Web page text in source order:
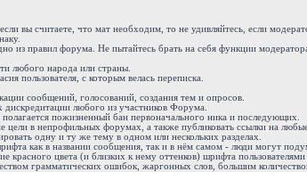
вы считаете, что мат необходим, то не удивляйтесь, если
из правил форума. Не пытайтесь брать на себя функции
любого народа или страны.
пользователя, с которым велась переписка.
сообщений, голосований, создания тем и опросов.
дискредитации любого из участников Форума.
пожизненный бан первоначального ника и последующих.
цели в непрофильных форумах, а также публиковать ссылки на
одну и ту же тему в одном или нескольких разделах.
как в названии сообщения, так и в нём самом - люди могут
красного цвета (и близких к нему оттенков) шрифта пользователями
грамматических ошибок, жаргонных слов, большим